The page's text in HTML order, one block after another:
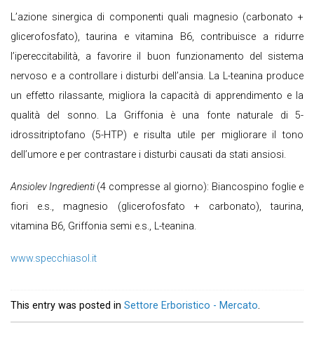
L’azione sinergica di componenti quali magnesio (carbonato +
glicerofosfato), taurina e vitamina B6, contribuisce a ridurre
l’ipereccitabilità, a favorire il buon funzionamento del sistema
nervoso e a controllare i disturbi dell’ansia. La L-teanina produce
un effetto rilassante, migliora la capacità di apprendimento e la
qualità del sonno. La Griffonia è una fonte naturale di 5-
idrossitriptofano (5-HTP) e risulta utile per migliorare il tono
dell’umore e per contrastare i disturbi causati da stati ansiosi.
Ansiolev Ingredienti (4 compresse al giorno): Biancospino foglie e
fiori e.s., magnesio (glicerofosfato + carbonato), taurina,
vitamina B6, Griffonia semi e.s., L-teanina.
www.specchiasol.it
This entry was posted in Settore Erboristico - Mercato.